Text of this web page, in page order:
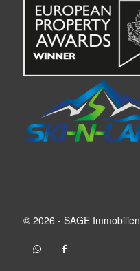
© 2026 - SAGE Immobilien